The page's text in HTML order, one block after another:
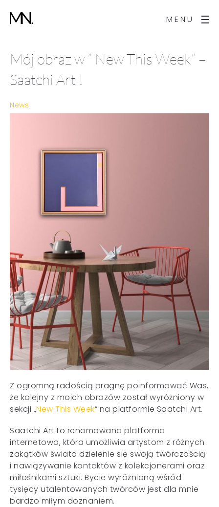
MENU
Mój obraz w ” New This Week” –
Saatchi Art !
News
Z ogromną radością pragnę poinformować Was,
że kolejny z moich obrazów został wyróżniony w
sekcji „New This Week” na platformie Saatchi Art.
Saatchi Art to renomowana platforma
internetowa, która umożliwia artystom z różnych
zakątków świata dzielenie się swoją twórczością
i nawiązywanie kontaktów z kolekcjonerami oraz
miłośnikami sztuki. Bycie wyróżnioną wśród
tysięcy utalentowanych twórców jest dla mnie
bardzo miłym doznaniem.